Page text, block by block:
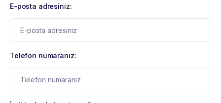
E-posta adresiniz:
Telefon numaranız: